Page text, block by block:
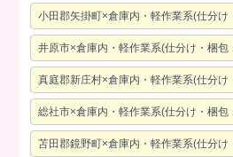
小田郡矢掛町×倉庫内・軽作業系(仕分け
井原市×倉庫内・軽作業系(仕分け・梱包
真庭郡新庄村×倉庫内・軽作業系(仕分け
総社市×倉庫内・軽作業系(仕分け・梱包
苫田郡鏡野町×倉庫内・軽作業系(仕分け